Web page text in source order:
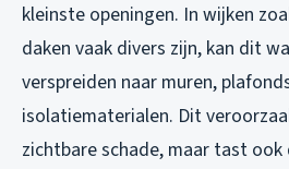
kleinste openingen. In wijken
daken vaak divers zijn, kan dit
verspreiden naar muren,
isolatiematerialen. Dit
zichtbare schade, maar tast ook